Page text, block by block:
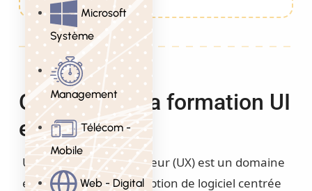
Microsoft
Système
Management
Télécom -
Mobile
Web - Digital
Objectifs de la formation UI
et UX
Une expérience Utilisateur (UX) est un domaine
émergeant de la conception de logiciel centrée